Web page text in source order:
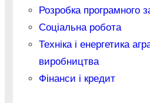
Розробка програмного
Соціальна робота
Техніка і енергетика
виробництва
Фінанси і кредит